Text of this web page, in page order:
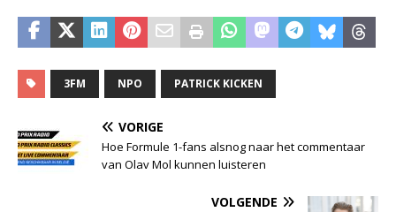
3FM NPO PATRICK KICKEN
VORIGE
Hoe Formule 1-fans alsnog naar het commentaar
van Olav Mol kunnen luisteren
VOLGENDE